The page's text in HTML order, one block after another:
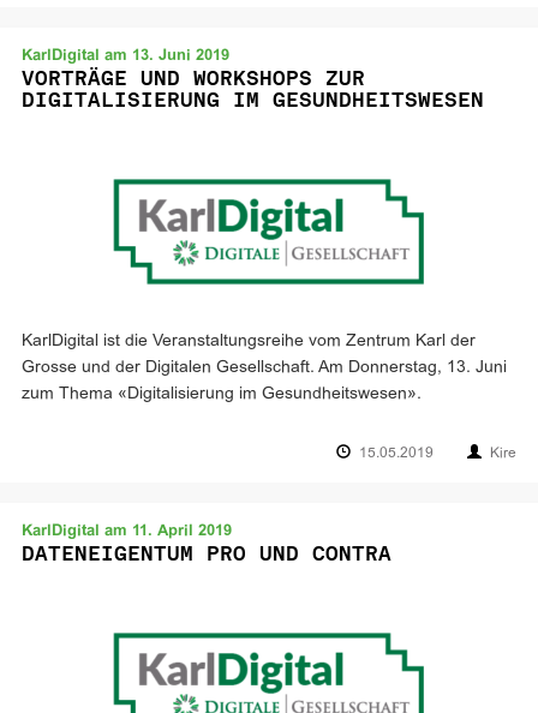
KarlDigital am 13. Juni 2019
VORTRÄGE UND WORKSHOPS ZUR
DIGITALISIERUNG IM GESUNDHEITSWESEN
KarlDigital ist die Veranstaltungsreihe vom Zentrum Karl der
Grosse und der Digitalen Gesellschaft. Am Donnerstag, 13. Juni
zum Thema «Digitalisierung im Gesundheitswesen».
15.05.2019 Kire
KarlDigital am 11. April 2019
DATENEIGENTUM PRO UND CONTRA